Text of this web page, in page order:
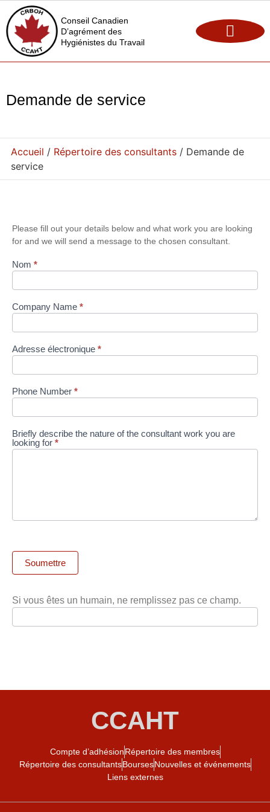
Conseil Canadien
D’agrément des
Hygiénistes du Travail
Demande de service
Accueil / Répertoire des consultants / Demande de
service
Contact
Form -
Please fill out your details below and what work you are looking
for and we will send a message to the chosen consultant.
Nom *
Company Name *
Adresse électronique *
Phone Number *
Briefly describe the nature of the consultant work you are
looking for *
Soumettre
Si vous êtes un humain, ne remplissez pas ce champ.
CCAHT
Compte d’adhésionRépertoire des membres
Répertoire des consultantsBoursesNouvelles et événements
Liens externes